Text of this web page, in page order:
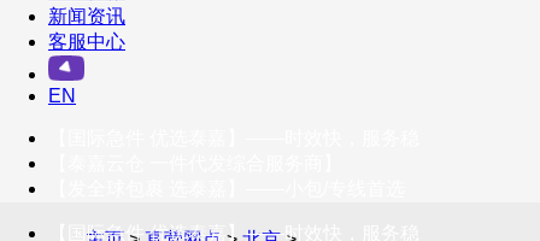
订阅号
客户服务热线
400-098-5699
联系我们
新闻资讯
客服中心
EN
【国际急件 优选泰嘉】——时效快，服务稳